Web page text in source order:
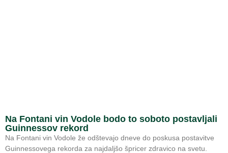
Na Fontani vin Vodole bodo to soboto postavljali
Guinnessov rekord
Na Fontani vin Vodole že odštevajo dneve do poskusa postavitve
Guinnessovega rekorda za najdaljšo špricer zdravico na svetu.